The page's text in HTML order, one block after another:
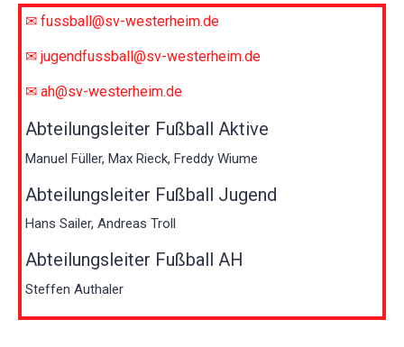
✉ fussball@sv-westerheim.de
✉ jugendfussball@sv-westerheim.de
✉ ah@sv-westerheim.de
Abteilungsleiter Fußball Aktive
Manuel Füller, Max Rieck, Freddy Wiume
Abteilungsleiter Fußball Jugend
Hans Sailer, Andreas Troll
Abteilungsleiter Fußball AH
Steffen Authaler